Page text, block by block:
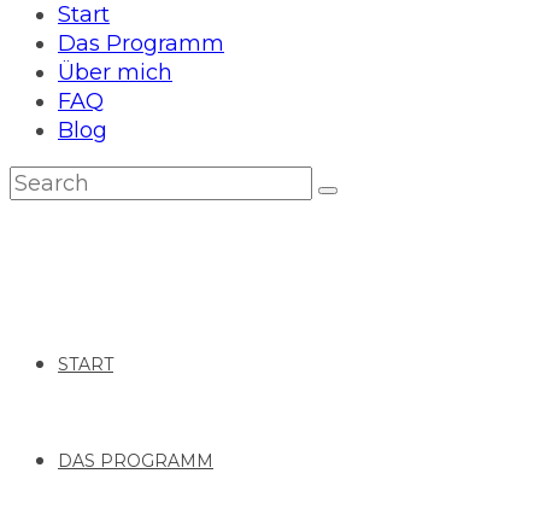
Start
Das Programm
Über mich
FAQ
Blog
START
DAS PROGRAMM